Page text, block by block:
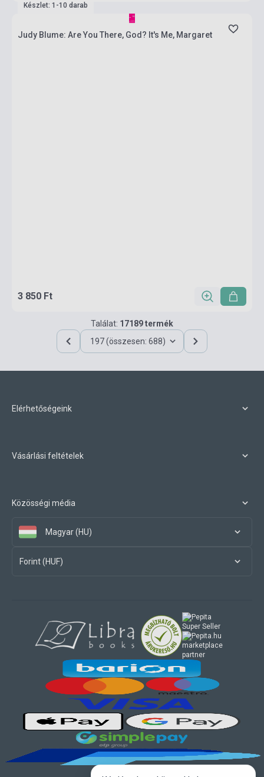
Készlet: 1-10 darab
Judy Blume: Are You There, God? It's Me, Margaret
3 850 Ft
Találat: 17189 termék
197 (összesen: 688)
Elérhetőségeink
Vásárlási feltételek
Közösségi média
Magyar (HU)
Forint (HUF)
marketplace
partner